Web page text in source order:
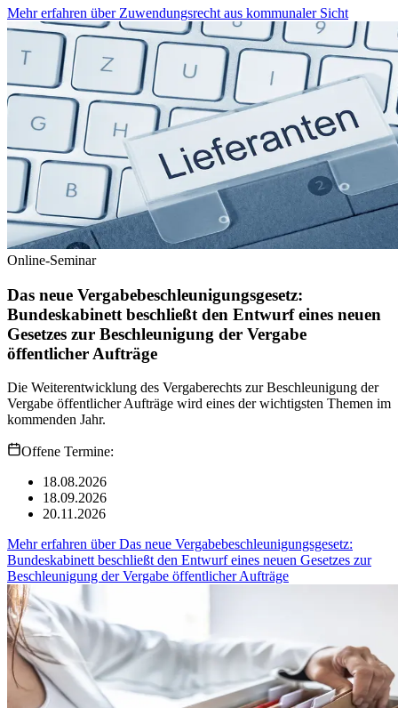
Mehr erfahren über Zuwendungsrecht aus kommunaler Sicht
Online-Seminar
Das neue Vergabebeschleunigungsgesetz:
Bundeskabinett beschließt den Entwurf eines neuen
Gesetzes zur Beschleunigung der Vergabe
öffentlicher Aufträge
Die Weiterentwicklung des Vergaberechts zur Beschleunigung der
Vergabe öffentlicher Aufträge wird eines der wichtigsten Themen im
kommenden Jahr.
Offene Termine:
18.08.2026
18.09.2026
20.11.2026
Mehr erfahren überDas neue Vergabebeschleunigungsgesetz:
Bundeskabinett beschließt den Entwurf eines neuen Gesetzes zur
Beschleunigung der Vergabe öffentlicher Aufträge